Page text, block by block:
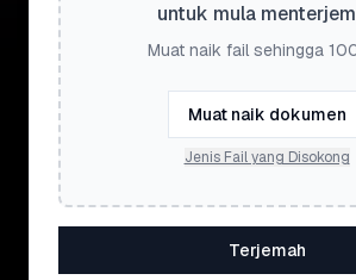
untuk mula
Muat naik fail sehingga
Muat naik dokumen
Jenis Fail yang Disokong
Terjemah